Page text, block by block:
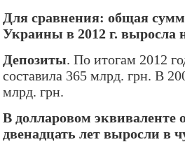
Для сравнения: общая
Украины в 2012 г. выросла
Депозиты. По итогам 2012
составила 365 млрд. грн. В
млрд. грн.
В долларовом эквиваленте
двенадцать лет выросли в